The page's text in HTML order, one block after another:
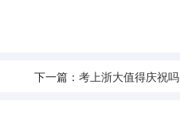
下一篇： 考上浙大值得庆祝吗